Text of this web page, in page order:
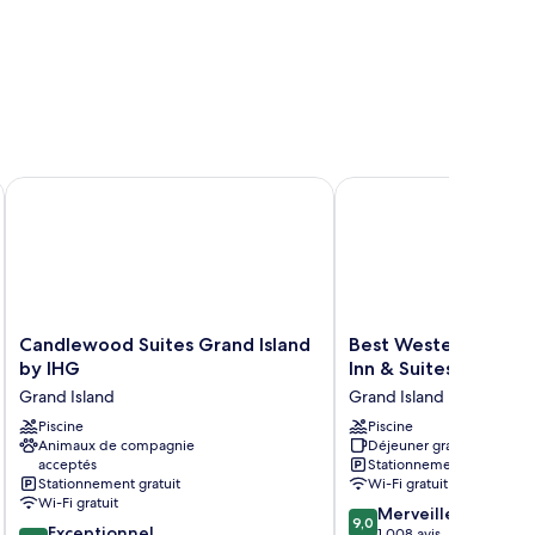
Grand Island
Candlewood
Suites
Grand
Island
by
IHG
Grand
Island
Candlewood Suites Grand Island
by IHG
Grand Island
Piscine
Animaux de compagnie
acceptés
Stationnement gratuit
Wi-Fi gratuit
Candlewood Suites Grand Island by IHG
Best
Western
Grand
Island
Inn
&
Suites
Grand
Best Western Plus
Inn & Suites
Grand Island
Piscine
Déjeuner gratuit
Stationnement gratuit
Wi-Fi gratuit
9.0
9,0 Merveilleux
Best Western Plus